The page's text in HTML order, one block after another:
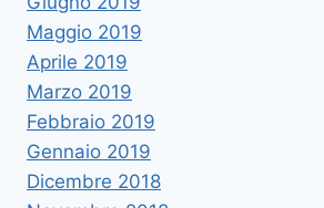
Maggio 2019
Aprile 2019
Marzo 2019
Febbraio 2019
Gennaio 2019
Dicembre 2018